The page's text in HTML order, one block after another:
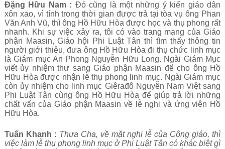
Đặng Hữu Nam : Đó cũng là một những ý kiến giáo dân
xôn xao, vì tính trong thời gian được trả tại tòa vụ ông Phan
Văn Anh Vũ, thì ông Hồ Hữu Hòa được học và thụ phong rất
nhanh. Khi sự việc xảy ra, tôi có vào trang mạng của Giáo
phận Maasin, Giáo hội Phi Luật Tân thì tìm thấy thông tin
người giới thiệu, đưa ông Hồ Hữu Hòa đi thụ chức linh mục
là Giám mục An Phong Nguyễn Hữu Long. Ngài Giám Mục
viết ủy nhiệm thư sang Giáo phận Maasin để cho ông Hồ
Hữu Hòa được nhận lễ thụ phong linh mục. Ngài Giám mục
còn ủy nhiệm cho linh mục Giêrađô Nguyễn Nam Việt sang
Phi Luật Tân cùng ông Hồ Hữu Hòa để giúp trả lời những
chất vấn của Giáo phận Maasin về lễ nghi và ứng viên Hồ
Hữu Hòa.
Tuấn Khanh : Thưa Cha, về mặt nghi lễ của Công giáo, thì
việc làm lễ thụ phong linh mục ở Phi Luật Tân có khác biệt gì